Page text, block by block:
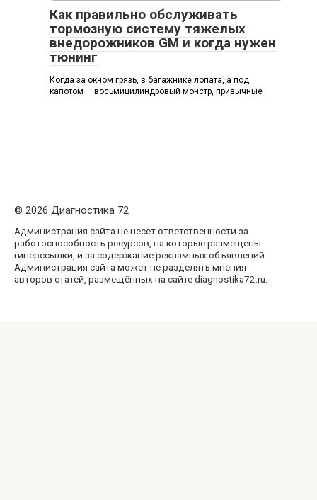
Как правильно обслуживать
тормозную систему тяжелых
внедорожников GM и когда нужен
тюнинг
Когда за окном грязь, в багажнике лопата, а под
капотом — восьмицилиндровый монстр, привычные
© 2026 Диагностика 72
Администрация сайта не несет ответственности за
работоспособность ресурсов, на которые размещены
гиперссылки, и за содержание рекламных объявлений.
Администрация сайта может не разделять мнения
авторов статей, размещённых на сайте diagnostika72.ru.